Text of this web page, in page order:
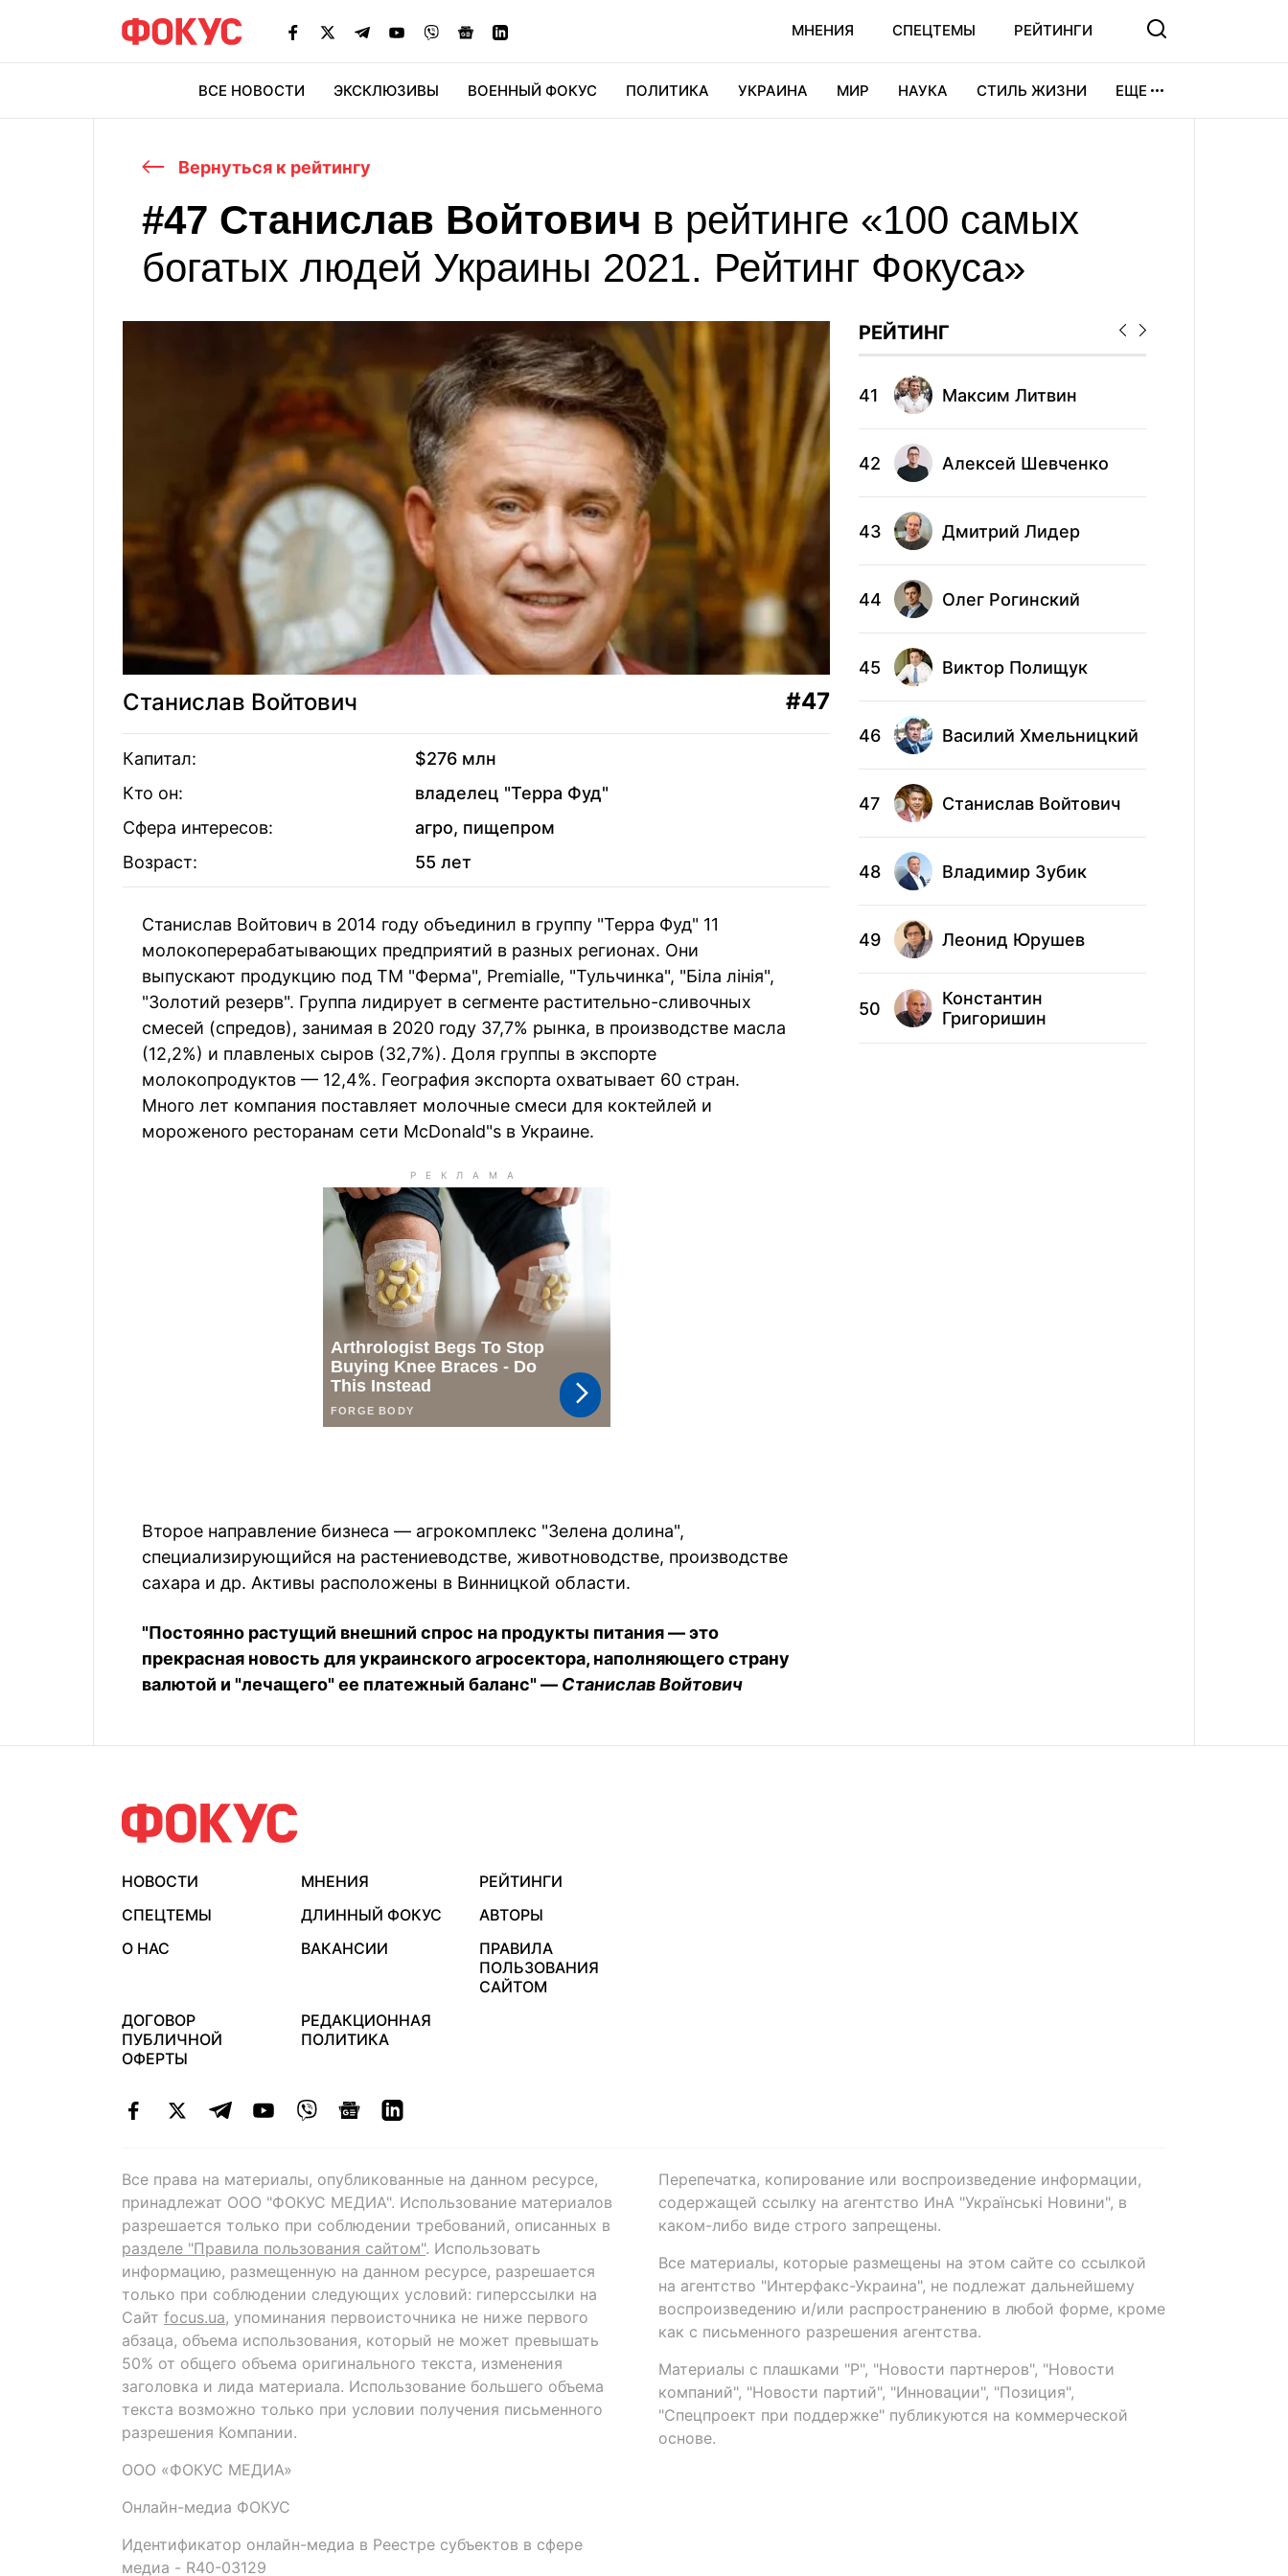
МНЕНИЯ СПЕЦТЕМЫ РЕЙТИНГИ
ВСЕ НОВОСТИ ЭКСКЛЮЗИВЫ ВОЕННЫЙ ФОКУС ПОЛИТИКА УКРАИНА МИР НАУКА СТИЛЬ ЖИЗНИ ЕЩЕ
Вернуться к рейтингу
#47 Станислав Войтович в рейтинге «100 самых
богатых людей Украины 2021. Рейтинг Фокуса»
Станислав Войтович #47
Капитал:
$276 млн
Кто он:
владелец "Терра Фуд"
Сфера интересов:
агро, пищепром
Возраст:
55 лет
Станислав Войтович в 2014 году объединил в группу "Терра Фуд" 11
молокоперерабатывающих предприятий в разных регионах. Они
выпускают продукцию под ТМ "Ферма", Premialle, "Тульчинка", "Біла лінія",
"Золотий резерв". Группа лидирует в сегменте растительно-сливочных
смесей (спредов), занимая в 2020 году 37,7% рынка, в производстве масла
(12,2%) и плавленых сыров (32,7%). Доля группы в экспорте
молокопродуктов — 12,4%. География экспорта охватывает 60 стран.
Много лет компания поставляет молочные смеси для коктейлей и
мороженого ресторанам сети McDonald"s в Украине.
Второе направление бизнеса — агрокомплекс "Зелена долина",
специализирующийся на растениеводстве, животноводстве, производстве
сахара и др. Активы расположены в Винницкой области.
"Постоянно растущий внешний спрос на продукты питания — это
прекрасная новость для украинского агросектора, наполняющего страну
валютой и "лечащего" ее платежный баланс" — Станислав Войтович
РЕЙТИНГ
Виктор Медведчук
Виталий Антонов
Виталий Хомутынник
Владимир и Глеб
Николай Злочевский
Владимир Костельман
Геннадий Буткевич
22 Виктор Карачун
23 Евгений Ермаков
24 Филя Жебровская
25 Андрей Веревский
26 Рафаэль Гороян
Игорь Палица
Вагиф Алиев
Александр
Конотопский
30 Томаш Фиала
31 Николай Гуменюк
Вадим Ермолаев
33 Евгений Черняк
34 Сергей Кролевец
35
Григорий и Игорь
Суркисы
36 Борис Кауфман
37
39 Дмитрий Запорожец
40 Зиновий Козицкий
41 Максим Литвин
42 Алексей Шевченко
43 Дмитрий Лидер
44 Олег Рогинский
45 Виктор Полищук
46 Василий Хмельницкий
47 Станислав Войтович
48 Владимир Зубик
49 Леонид Юрушев
50
Константин
Григоришин
НОВОСТИ МНЕНИЯ
РЕЙТИНГИ
СПЕЦТЕМЫ
ДЛИННЫЙ ФОКУС
АВТОРЫ
О НАС
ВАКАНСИИ
ПРАВИЛА
ПОЛЬЗОВАНИЯ
САЙТОМ
ДОГОВОР
ПУБЛИЧНОЙ
ОФЕРТЫ
РЕДАКЦИОННАЯ
ПОЛИТИКА
Все права на материалы, опубликованные на данном ресурсе,
принадлежат ООО "ФОКУС МЕДИА". Использование материалов
разрешается только при соблюдении требований, описанных в
разделе "Правила пользования сайтом". Использовать
информацию, размещенную на данном ресурсе, разрешается
только при соблюдении следующих условий: гиперссылки на
Сайт focus.ua, упоминания первоисточника не ниже первого
абзаца, объема использования, который не может превышать
50% от общего объема оригинального текста, изменения
заголовка и лида материала. Использование большего объема
текста возможно только при условии получения письменного
разрешения Компании.
ООО «ФОКУС МЕДИА»
Онлайн-медиа ФОКУС
Идентификатор онлайн-медиа в Реестре субъектов в сфере
медиа - R40-03129
Перепечатка, копирование или воспроизведение информации,
содержащей ссылку на агентство ИнА "Українські Новини", в
каком-либо виде строго запрещены.
Все материалы, которые размещены на этом сайте со ссылкой
на агентство "Интерфакс-Украина", не подлежат дальнейшему
воспроизведению и/или распространению в любой форме, кроме
как с письменного разрешения агентства.
Материалы с плашками "Р", "Новости партнеров", "Новости
компаний", "Новости партий", "Инновации", "Позиция",
"Спецпроект при поддержке" публикуются на коммерческой
основе.